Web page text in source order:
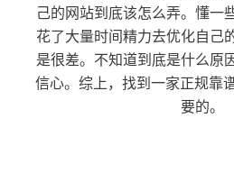
己的网站到底该怎么弄。懂一
花了大量时间精力去优化自己
是很差。不知道到底是什么原
信心。综上，找到一家正规靠
要的。